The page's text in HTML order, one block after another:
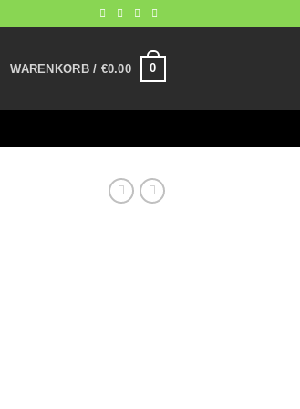
WARENKORB / €0.00 0